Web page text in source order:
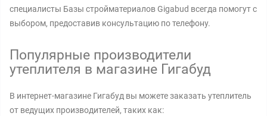
специалисты Базы стройматериалов Gigabud всегда помогут с
выбором, предоставив консультацию по телефону.
Популярные производители
утеплителя в магазине Гигабуд
В интернет-магазине Гигабуд вы можете заказать утеплитель
от ведущих производителей, таких как: